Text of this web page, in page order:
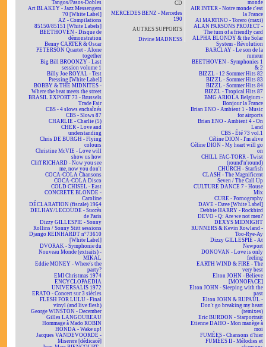
Tangos/Pasos-Dobles
Art BLAKEY - Jazz Messengers
70 [White Label]
AZ - Compilations
85150/85151 [White Labels]
BEETHOVEN - Disque de
démonstration
Benny CARTER & Oscar
PETERSON Quartet - Alone
together
Big Bill BROONZY - Last
session volume 1
Billy Joe ROYAL - Test
Pressing [White Label]
BOBBY & THE MIDNITES -
Where the beat meets the street
BRASIL EXPORT 73 - Brussels
Trade Fair
CBS - 4 slows enchaînés
CBS - Slows 87
CHARLIE - Charlie (5)
CHER - Love and
understanding
Chris DE BURGH - Flying
colours
Christine McVIE - Love will
show us how
Cliff RICHARD - Now you see
me, now you don't
COCA-COLA Chansons
COCA-COLA Disco
COLD CHISEL - East
CONCRETE BLONDE -
Caroline
DÉCLARATION (fiscale) 1964
DELHAY/LECOUDE - Succès
de Paris
Dizzy GILLESPIE - Sonny
Rollins / Sonny Stitt sessions
Django REINHARDT n°73610
[White Label]
DVORAK - Symphonie du
Nouveau Monde (extraits) -
MIKAL
Eddie MONEY - Where's the
party?
EMI Christmas 1974
ENCYCLOPAEDIA
UNIVERSALIS 1972
ERATO - Concert sur 3 siècles
FLESH FOR LULU - Final
vinyl (and live flesh)
George WINSTON - December
Gilles LANGOUREAU
Hommage à Mado ROBIN
HONDA - Wake up!
Jacques VANDEVOORDE -
Miserere [dédicacé]
CD
MERCEDES BENZ - Mercedes
190
AUTRES SUPPORTS
Divine MADNESS
monde
AIR INTER - Notre monde c'est
la France
Al MARTINO - Torero (maxi)
ALAN PARSONS PROJECT -
The turn of a friendly card
ALPHA BLONDY & the Solar
System - Révolution
BARCLAY - Le son de la
rumeur
BEETHOVEN - Symphonies 1
& 2
BIZZL - 12 Sommer Hits 82
BIZZL - Sommer Hits 83
BIZZL - Sommer Hits 84
BIZZL - Tropical Hits 87
BMG ARIOLA Belgium -
Bonjour la France
Brian ENO - Ambient 1 - Music
for airports
Brian ENO - Ambient 4 - On
Land
CBS - Été 73 vol.1
Céline DION - I'm alive
Céline DION - My heart will go
on
CHILL FAC-TORR - Twist
(round'n'round)
CHURCH - Starfish
CLASH - The Magnificent
Seven / The Call Up
CULTURE DANCE 7 - House
Mix
CURE - Pornography
DAVE - Dave [White Label]
Debbie HARRY - Rockbird
DEVO - Q: Are we not men?
DEXYS MIDNIGHT
RUNNERS & Kevin Rowland -
Too-Rye-Ay
Dizzy GILLESPIE - At
Newport
DONOVAN - Love is only
feeling
EARTH WIND & FIRE - The
very best
Elton JOHN - Believe
[MONOFACE]
Elton JOHN - Sleeping with the
past
Elton JOHN & RUPAUL -
Don't go breaking my heart
(remixes)
Eric BURDON - Starportrait
Etienne DAHO - Mon manège à
moi
FUMÉES - Chansons d'hier
FUMÉES II - Mélodies et